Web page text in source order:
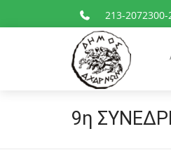
213-2072300-
9η